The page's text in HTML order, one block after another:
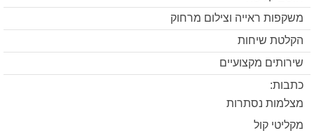
משקפות ראייה וצילום מרחוק
הקלטת שיחות
שירותים מקצועיים
כתבות:
מצלמות נסתרות
מקליטי קול